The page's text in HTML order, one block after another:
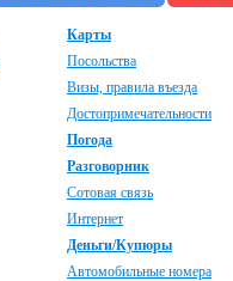
Карты
Посольства
Визы, правила въезда
Достопримечательности
Погода
Разговорник
Сотовая связь
Интернет
Деньги/Купюры
Автомобильные номера